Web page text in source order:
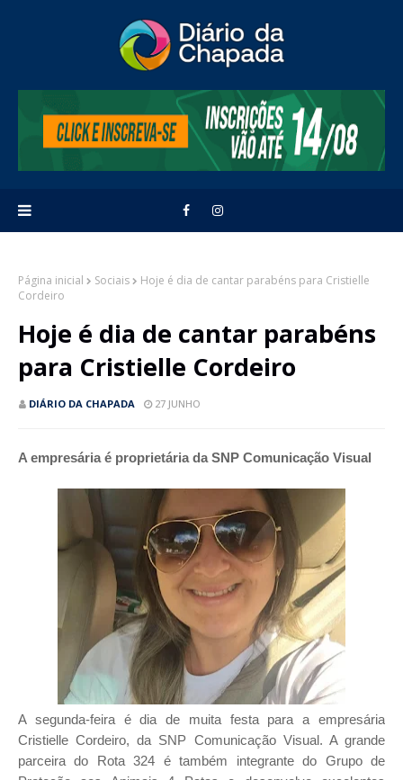
Página inicial Sociais
Hoje é dia de cantar parabéns para Cristielle
Cordeiro
Hoje é dia de cantar parabéns
para Cristielle Cordeiro
DIÁRIO DA CHAPADA 27 JUNHO
A empresária é proprietária da SNP Comunicação Visual
A segunda-feira é dia de muita festa para a empresária
Cristielle Cordeiro, da SNP Comunicação Visual. A grande
parceira do Rota 324 é também integrante do Grupo de